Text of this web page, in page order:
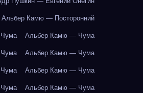
Альбер Камю — Посторонний
Альбер Камю — Чума
Альбер Камю — Чума
Альбер Камю — Чума
Альбер Камю — Чума